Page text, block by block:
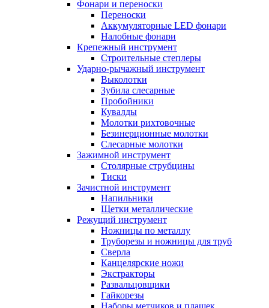
Фонари и переноски
Переноски
Аккумуляторные LED фонари
Налобные фонари
Крепежный инструмент
Строительные степлеры
Ударно-рычажный инструмент
Выколотки
Зубила слесарные
Пробойники
Кувалды
Молотки рихтовочные
Безинерционные молотки
Слесарные молотки
Зажимной инструмент
Столярные струбцины
Тиски
Зачистной инструмент
Напильники
Щетки металлические
Режущий инструмент
Ножницы по металлу
Труборезы и ножницы для труб
Сверла
Канцелярские ножи
Экстракторы
Развальцовщики
Гайкорезы
Наборы метчиков и плашек